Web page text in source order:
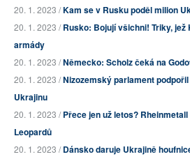
20. 1. 2023 /Kam se v Rusku poděl milion
20. 1. 2023 /Rusko: Bojují všichni! Triky,
armády
20. 1. 2023 /Německo: Scholz čeká na
20. 1. 2023 /Nizozemský parlament
Ukrajinu
20. 1. 2023 /Přece jen už letos?
Leopardů
20. 1. 2023 /Dánsko daruje Ukrajině